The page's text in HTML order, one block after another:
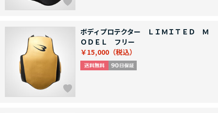
ボディプロテクター ＬＩＭＩＴＥＤ Ｍ
ＯＤＥＬ フリー
￥15,000